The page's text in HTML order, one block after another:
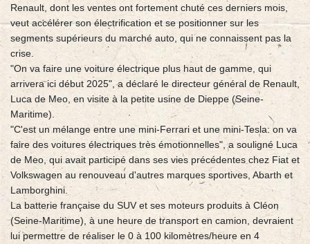
Renault, dont les ventes ont fortement chuté ces derniers mois,
veut accélérer son électrification et se positionner sur les
segments supérieurs du marché auto, qui ne connaissent pas la
crise.
"On va faire une voiture électrique plus haut de gamme, qui
arrivera ici début 2025", a déclaré le directeur général de Renault,
Luca de Meo, en visite à la petite usine de Dieppe (Seine-
Maritime).
"C'est un mélange entre une mini-Ferrari et une mini-Tesla: on va
faire des voitures électriques très émotionnelles", a souligné Luca
de Meo, qui avait participé dans ses vies précédentes chez Fiat et
Volkswagen au renouveau d'autres marques sportives, Abarth et
Lamborghini.
La batterie française du SUV et ses moteurs produits à Cléon
(Seine-Maritime), à une heure de transport en camion, devraient
lui permettre de réaliser le 0 à 100 kilomètres/heure en 4